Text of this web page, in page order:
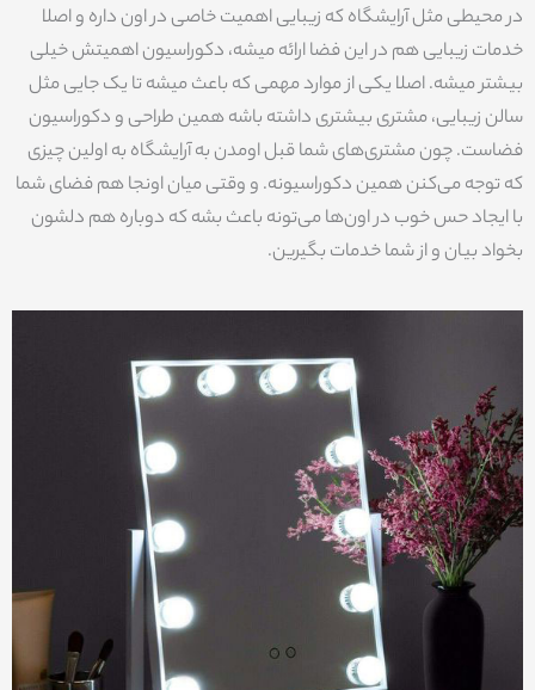
در محیطی مثل آرایشگاه که زیبایی اهمیت خاصی در اون داره و اصلا
خدمات زیبایی هم در این فضا ارائه میشه، دکوراسیون اهمیتش خیلی
بیشتر میشه. اصلا یکی از موارد مهمی که باعث میشه تا یک جایی مثل
سالن زیبایی، مشتری بیشتری داشته باشه همین طراحی و دکوراسیون
فضاست. چون مشتری‌های شما قبل اومدن به آرایشگاه به اولین چیزی
که توجه می‌کنن همین دکوراسیونه. و وقتی میان اونجا هم فضای شما
با ایجاد حس خوب در اون‌ها می‌تونه باعث بشه که دوباره هم دلشون
بخواد بیان و از شما خدمات بگیرین.